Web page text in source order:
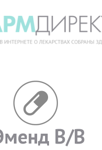
В/В